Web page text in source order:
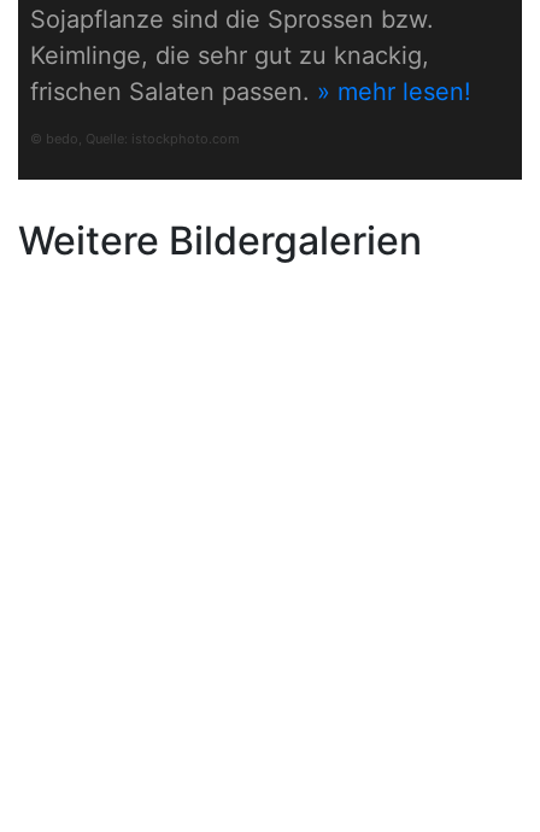
Sojapflanze sind die Sprossen bzw.
Keimlinge, die sehr gut zu knackig,
frischen Salaten passen. » mehr lesen!
© bedo, Quelle: istockphoto.com
Weitere Bildergalerien